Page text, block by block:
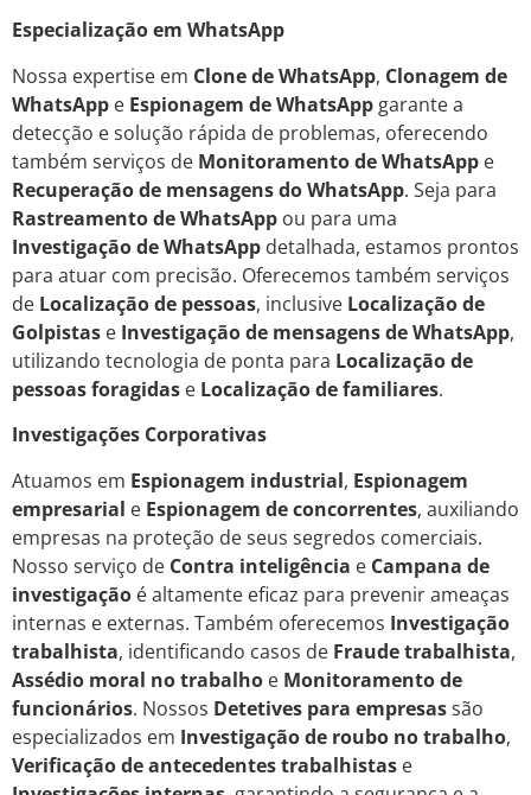
Especialização em WhatsApp
Nossa expertise em Clone de WhatsApp, Clonagem de
WhatsApp e Espionagem de WhatsApp garante a
detecção e solução rápida de problemas, oferecendo
também serviços de Monitoramento de WhatsApp e
Recuperação de mensagens do WhatsApp. Seja para
Rastreamento de WhatsApp ou para uma
Investigação de WhatsApp detalhada, estamos prontos
para atuar com precisão. Oferecemos também serviços
de Localização de pessoas, inclusive Localização de
Golpistas e Investigação de mensagens de WhatsApp,
utilizando tecnologia de ponta para Localização de
pessoas foragidas e Localização de familiares.
Investigações Corporativas
Atuamos em Espionagem industrial, Espionagem
empresarial e Espionagem de concorrentes, auxiliando
empresas na proteção de seus segredos comerciais.
Nosso serviço de Contra inteligência e Campana de
investigação é altamente eficaz para prevenir ameaças
internas e externas. Também oferecemos Investigação
trabalhista, identificando casos de Fraude trabalhista,
Assédio moral no trabalho e Monitoramento de
funcionários. Nossos Detetives para empresassão
especializados em Investigação de roubo no trabalho,
Verificação de antecedentes trabalhistas e